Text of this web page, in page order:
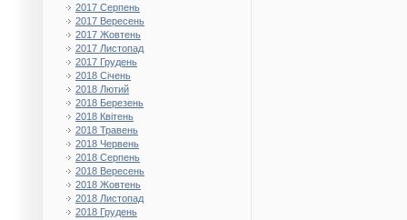
2017 Серпень
2017 Вересень
2017 Жовтень
2017 Листопад
2017 Грудень
2018 Січень
2018 Лютий
2018 Березень
2018 Квітень
2018 Травень
2018 Червень
2018 Серпень
2018 Вересень
2018 Жовтень
2018 Листопад
2018 Грудень